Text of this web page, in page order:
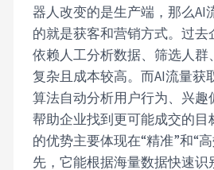
器人改变的是生产端，那么AI
的就是获客和营销方式。过去
依赖人工分析数据、筛选人群
复杂且成本较高。而AI流量获
算法自动分析用户行为、兴趣
帮助企业找到更可能成交的目
的优势主要体现在“精准”和“
先，它能根据海量数据快速